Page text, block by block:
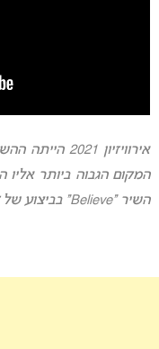
השיר “Believe” בביצוע של